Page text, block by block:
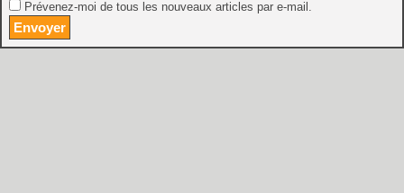
Prévenez-moi de tous les nouveaux articles par e-mail.